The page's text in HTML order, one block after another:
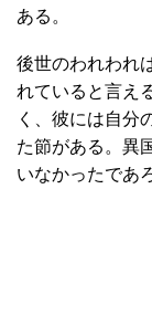
ある。
後世のわれわれ
れていると言え
く、彼には自分
た節がある。異
いなかったであ